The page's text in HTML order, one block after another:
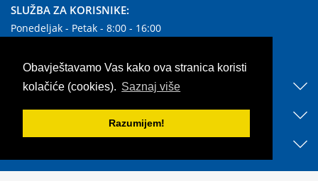
Obavještavamo Vas kako ova stranica koristi
kolačiće (cookies). Saznaj više
Razumijem!
SLUŽBA ZA KORISNIKE:
Ponedeljak - Petak - 8:00 - 16:00
KORISNI LINKOVI
OTKRIJTE NAŠ SMJEŠTAJ